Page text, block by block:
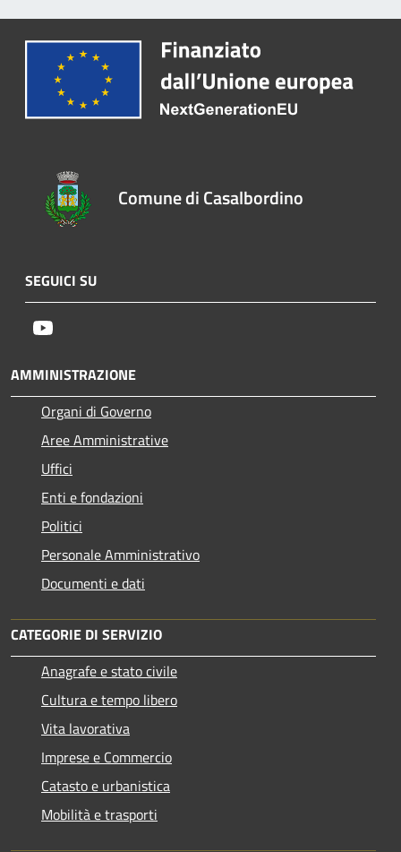
Comune di Casalbordino
SEGUICI SU
AMMINISTRAZIONE
Organi di Governo
Aree Amministrative
Uffici
Enti e fondazioni
Politici
Personale Amministrativo
Documenti e dati
CATEGORIE DI SERVIZIO
Anagrafe e stato civile
Cultura e tempo libero
Vita lavorativa
Imprese e Commercio
Catasto e urbanistica
Mobilità e trasporti